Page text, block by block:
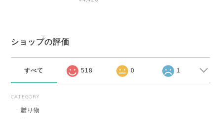
ショップの評価
すべて 518 0 1
CATEGORY
贈り物